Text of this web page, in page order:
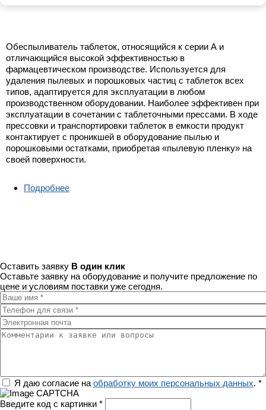
Обеспыливатель таблеток, относящийся к серии А и
отличающийся высокой эффективностью в
фармацевтическом производстве. Используется для
удаления пылевых и порошковых частиц с таблеток всех
типов, адаптируется для эксплуатации в любом
производственном оборудовании. Наиболее эффективен при
эксплуатации в сочетании с таблеточными прессами. В ходе
прессовки и транспортировки таблеток в емкости продукт
контактирует с проникшей в оборудование пылью и
порошковыми остатками, приобретая «пылевую пленку» на
своей поверхности.
Подробнее
Оставить заявку В один клик
Оставьте заявку на оборудование и получите предложение по
цене и условиям поставки уже сегодня.
Ваше имя*
Телефон для связи
Электронная почта
Комментарии к заявке или вопросы
РегионЯ даю согласие на обработку моих персональных данных. *
Введите код с картинки *